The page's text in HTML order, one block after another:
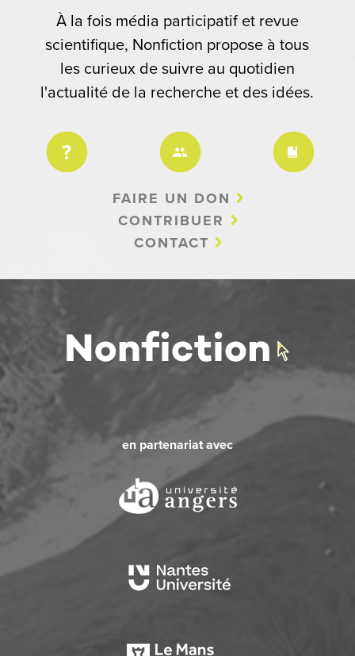
À la fois média participatif et revue
scientifique, Nonfiction propose à tous
les curieux de suivre au quotidien
l'actualité de la recherche et des idées.
FAIRE UN DON
CONTRIBUER
CONTACT
en partenariat avec